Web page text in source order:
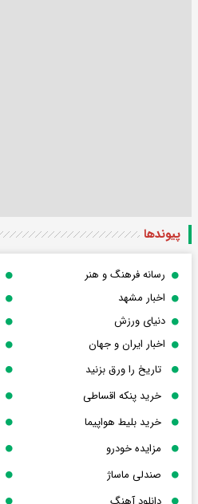
پیوندها
رسانه فرهنگ و هنر
اخبار مشهد
دنیای ورزش
اخبار ایران و جهان
تاریخ را ورق بزنید
خرید پنکه اقساطی
خرید بلیط هواپیما
مزایده خودرو
صندلی ماساژ